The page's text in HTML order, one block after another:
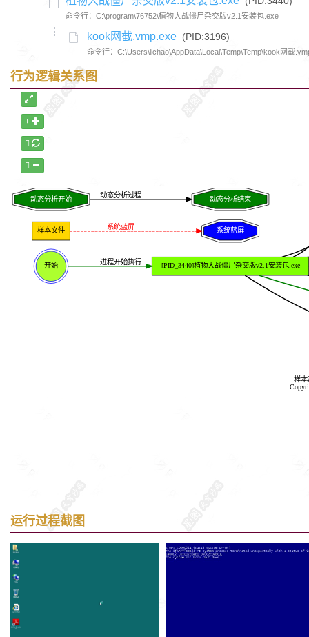
命令行：C:\program\76752\植物大战僵尸杂交版v2.1安装包.exe
kook网截.vmp.exe (PID:3196)
命令行：C:\Users\lichao\AppData\Local\Temp\Temp\kook网截
行为逻辑关系图
样
开始 [PID_3440]植物大战僵尸杂交版v2.1安装包.exe
进程开始执行
系统蓝屏
样本文件 系统蓝屏
动态分析开始 动态分析结束
动态分析过程
运行过程截图